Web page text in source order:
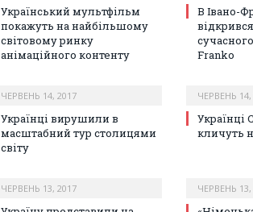
Український мультфільм
покажуть на найбільшому
світовому ринку
анімаційного контенту
В Івано-
Frankо
ЧЕРВЕНЬ 14, 2017
Українці вирушили в
масштабний тур столицями
світу
ЧЕРВЕНЬ 14,
Українці
кличуть
ЧЕРВЕНЬ 13, 2017 ЧЕРВЕНЬ 13,